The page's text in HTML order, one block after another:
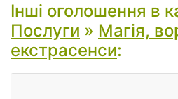
Інші оголошення в
Послуги » Магія,
екстрасенси: